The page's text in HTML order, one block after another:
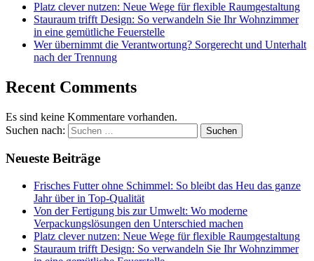
Platz clever nutzen: Neue Wege für flexible Raumgestaltung
Stauraum trifft Design: So verwandeln Sie Ihr Wohnzimmer
in eine gemütliche Feuerstelle
Wer übernimmt die Verantwortung? Sorgerecht und Unterhalt
nach der Trennung
Recent Comments
Es sind keine Kommentare vorhanden.
Suchen nach:
Neueste Beiträge
Frisches Futter ohne Schimmel: So bleibt das Heu das ganze
Jahr über in Top-Qualität
Von der Fertigung bis zur Umwelt: Wo moderne
Verpackungslösungen den Unterschied machen
Platz clever nutzen: Neue Wege für flexible Raumgestaltung
Stauraum trifft Design: So verwandeln Sie Ihr Wohnzimmer